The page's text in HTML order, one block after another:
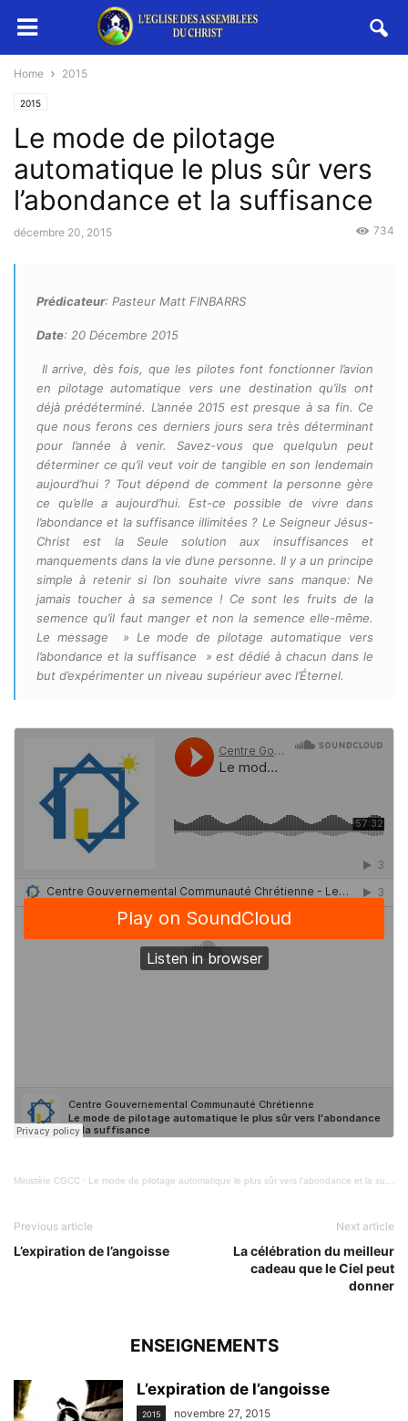
Home 2015
2015
Le mode de pilotage
automatique le plus sûr vers
l’abondance et la suffisance
décembre 20, 2015 734
Prédicateur: Pasteur Matt FINBARRS
Date: 20 Décembre 2015
Il arrive, dès fois, que les pilotes font fonctionner l’avion
en pilotage automatique vers une destination qu’ils ont
déjà prédéterminé. L’année 2015 est presque à sa fin. Ce
que nous ferons ces derniers jours sera très déterminant
pour l’année à venir. Savez-vous que quelqu’un peut
déterminer ce qu’il veut voir de tangible en son lendemain
aujourd’hui ? Tout dépend de comment la personne gère
ce qu’elle a aujourd’hui. Est-ce possible de vivre dans
l’abondance et la suffisance illimitées ? Le Seigneur Jésus-
Christ est la Seule solution aux insuffisances et
manquements dans la vie d’une personne. Il y a un principe
simple à retenir si l’on souhaite vivre sans manque: Ne
jamais toucher à sa semence ! Ce sont les fruits de la
semence qu’il faut manger et non la semence elle-même.
Le message » Le mode de pilotage automatique vers
l’abondance et la suffisance » est dédié à chacun dans le
but d’expérimenter un niveau supérieur avec l’Éternel.
Ministère CGCC · Le mode de pilotage automatique le plus sûr vers l'abondance et la suffisance
Previous article
L’expiration de l’angoisse
Next article
La célébration du meilleur
cadeau que le Ciel peut
donner
ENSEIGNEMENTS
L’expiration de l’angoisse
2015 novembre 27, 2015